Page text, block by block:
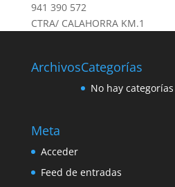
941 390 572
CTRA/ CALAHORRA KM.1
ArchivosCategorías
No hay categorías
Meta
Acceder
Feed de entradas